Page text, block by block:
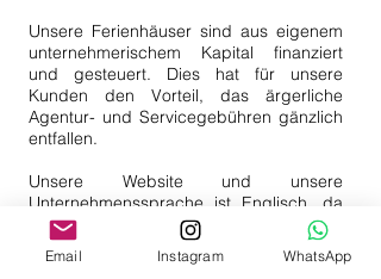
Unsere Ferienhäuser sind aus eigenem
unternehmerischem Kapital finanziert
und gesteuert. Dies hat für unsere
Kunden den Vorteil, das ärgerliche
Agentur- und Servicegebühren gänzlich
entfallen.
Unsere Website und unsere
Unternehmenssprache ist Englisch, da
der Großteil unsere Gäste sehr
international sind. Mit unseren treuen
Kunden aus Deutschland, Schweiz und
Email Instagram WhatsApp